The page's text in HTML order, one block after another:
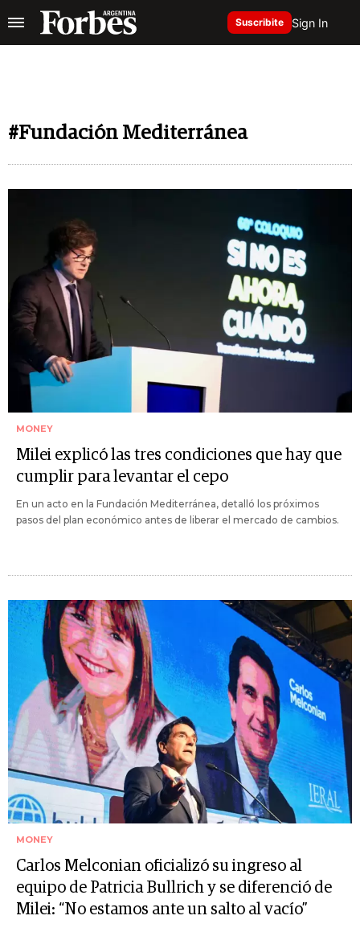
Suscribite Sign In
#Fundación Mediterránea
MONEY
Milei explicó las tres condiciones que hay que
cumplir para levantar el cepo
En un acto en la Fundación Mediterránea, detalló los próximos
pasos del plan económico antes de liberar el mercado de cambios.
MONEY
Carlos Melconian oficializó su ingreso al
equipo de Patricia Bullrich y se diferenció de
Milei: “No estamos ante un salto al vacío”